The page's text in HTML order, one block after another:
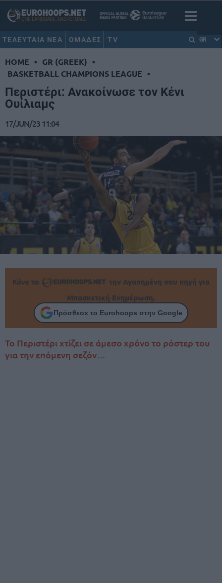
ΤΕΛΕΥΤΑΙΑ ΝΕΑ ΟΜΑΔΕΣ TV GR
HOME • GR (GREEK) •
BASKETBALL CHAMPIONS LEAGUE •
Περιστέρι: Ανακοίνωσε τον Κένι
Ουίλιαμς
17/JUN/23 11:04
Κάνε το
την Αγαπημένη σου πηγή για
Μπασκετική Ενημέρωση.
Πρόσθεσε το Eurohoops στην Google
Το Περιστέρι χτίζει σε άμεσο χρόνο το ρόστερ του
για την επόμενη σεζόν…